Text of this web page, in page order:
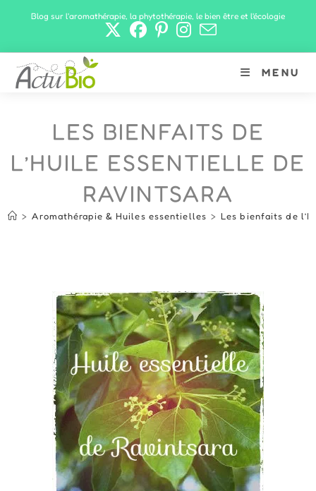
Blog sur l'aromathérapie, la phytothérapie, le bien être et l'écologie
MENU
LES BIENFAITS DE
L’HUILE ESSENTIELLE DE
RAVINTSARA
> Aromathérapie & Huiles essentielles > Les bienfaits de